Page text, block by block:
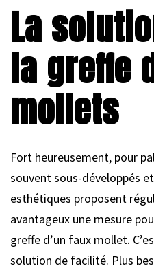
La
la greffe
mollets
Fort heureusement, pour
souvent sous-développés
esthétiques proposent
avantageux une mesure
greffe d’un faux mollet.
solution de facilité. Plus